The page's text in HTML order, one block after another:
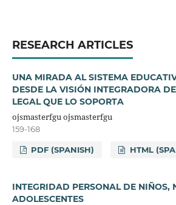
RESEARCH ARTICLES
UNA MIRADA AL SISTEMA
DESDE LA VISIÓN INTEGRADORA
LEGAL QUE LO SOPORTA
ojsmasterfgu ojsmasterfgu
159-168
PDF (SPANISH) HTML
INTEGRIDAD PERSONAL DE NIÑOS,
ADOLESCENTES